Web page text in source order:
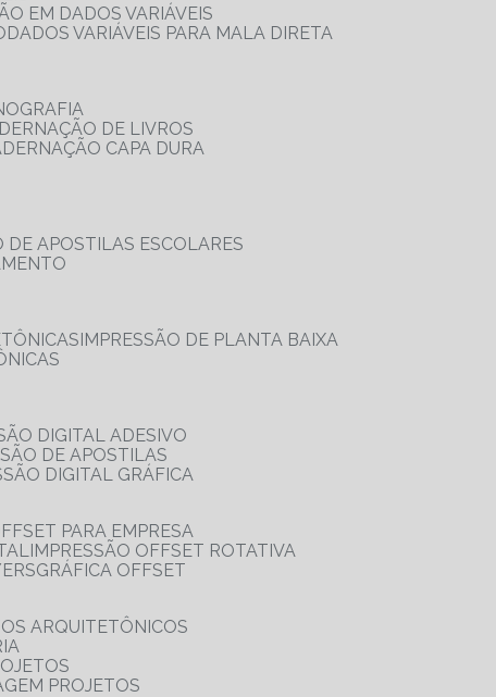
EM DADOS VARIÁVEIS
DADOS VARIÁVEIS PARA MALA DIRETA
DE LIVROS
CAPA DURA
DE APOSTILAS ESCOLARES
IMPRESSÃO DE PLANTA BAIXA
DIGITAL ADESIVO
DE APOSTILAS
DIGITAL GRÁFICA
PARA EMPRESA
IMPRESSÃO OFFSET ROTATIVA
GRÁFICA OFFSET
ARQUITETÔNICOS
PROJETOS